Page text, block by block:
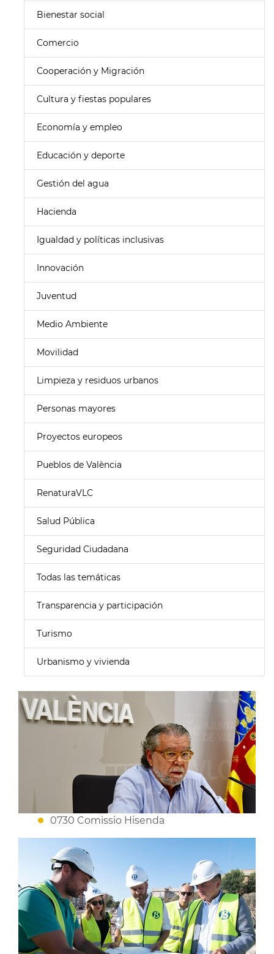
Bienestar social
Comercio
Cooperación y Migración
Cultura y fiestas populares
Economía y empleo
Educación y deporte
Gestión del agua
Hacienda
Igualdad y políticas inclusivas
Innovación
Juventud
Medio Ambiente
Movilidad
Limpieza y residuos urbanos
Personas mayores
Proyectos europeos
Pueblos de València
RenaturaVLC
Salud Pública
Seguridad Ciudadana
Todas las temáticas
Transparencia y participación
Turismo
Urbanismo y vivienda
0730 Comissio Hisenda